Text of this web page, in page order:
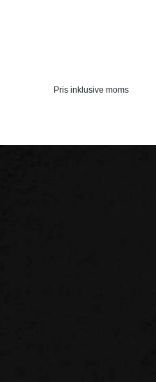
Pris inklusive moms